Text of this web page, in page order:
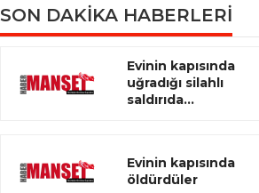
SON DAKİKA HABERLERİ
Evinin kapısında
uğradığı silahlı
saldırıda...
Evinin kapısında
öldürdüler